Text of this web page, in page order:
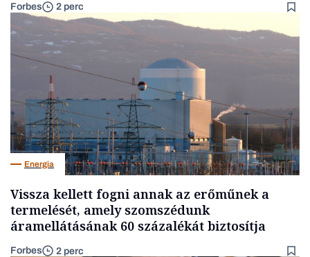
Forbes 2 perc
Energia
Vissza kellett fogni annak az erőműnek a
termelését, amely szomszédunk
áramellátásának 60 százalékát biztosítja
Forbes 2 perc